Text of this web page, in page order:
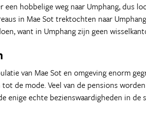
hobbelige weg naar Umphang, dus
in Mae Sot trektochten naar
want in Umphang zijn geen
van Mae Sot en omgeving enorm
de mode. Veel van de pensions
enige echte bezienswaardigheden in de